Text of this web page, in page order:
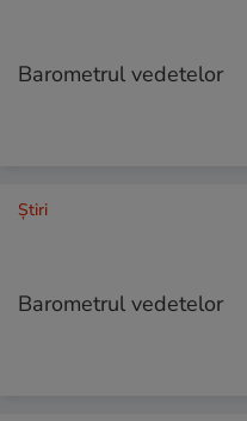
Barometrul vedetelor
Ştiri
Barometrul vedetelor